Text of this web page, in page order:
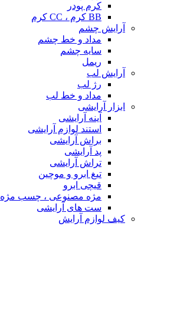
کرم پودر
BB کرم ، CC کرم
آرایش چشم
مداد و خط چشم
سایه چشم
ریمل
آرایش لب
رژ لب
مداد و خط لب
ابزار آرایشی
آینه آرایشی
استند لوازم آرایشی
براش آرایشی
پد آرایشی
تراش آرایشی
تیغ ابرو و موچین
قیچی ابرو
مژه مصنوعی ، چسب مژه
ست های آرایشی
کیف لوازم آرایش